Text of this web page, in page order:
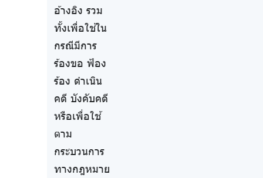
อ้างอิง รวม
ทั้งเพื่อใช้ใน
กรณีมีการ
ร้องขอ ฟ้อง
ร้อง ดำเนิน
คดี บังคับคดี
หรือเพื่อใช้
ตาม
กระบวนการ
ทางกฎหมาย